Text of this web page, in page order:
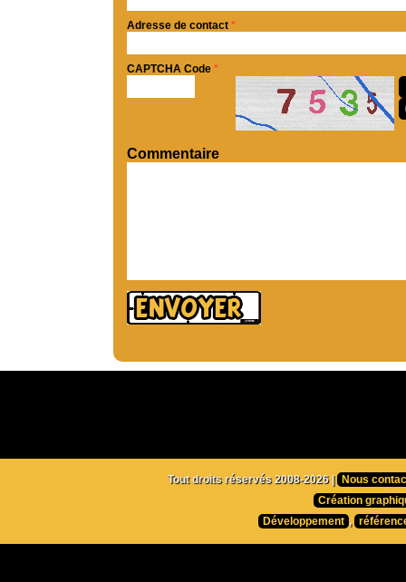
Adresse de contact *
CAPTCHA Code *
Commentaire
Tout droits réservés 2008-2026 |
Nous
Création
Développement ,